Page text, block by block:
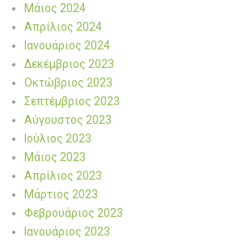
Μάιος 2024
Απρίλιος 2024
Ιανουάριος 2024
Δεκέμβριος 2023
Οκτώβριος 2023
Σεπτέμβριος 2023
Αύγουστος 2023
Ιούλιος 2023
Μάιος 2023
Απρίλιος 2023
Μάρτιος 2023
Φεβρουάριος 2023
Ιανουάριος 2023